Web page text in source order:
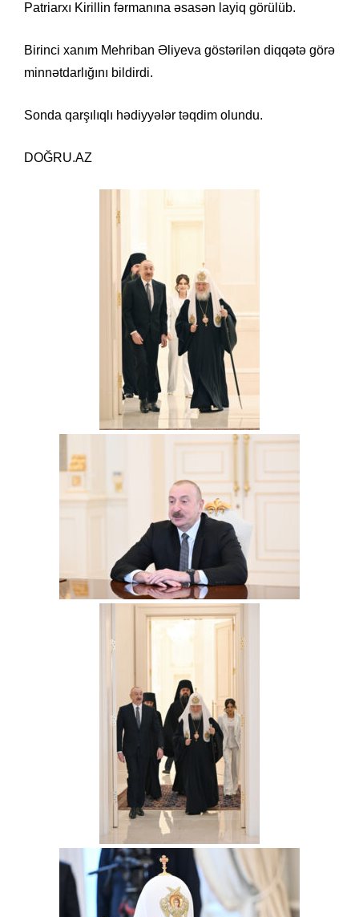
Patriarxı Kirillin fərmanına əsasən layiq görülüb.
Birinci xanım Mehriban Əliyeva göstərilən diqqətə görə
minnətdarlığını bildirdi.
Sonda qarşılıqlı hədiyyələr təqdim olundu.
DOĞRU.AZ